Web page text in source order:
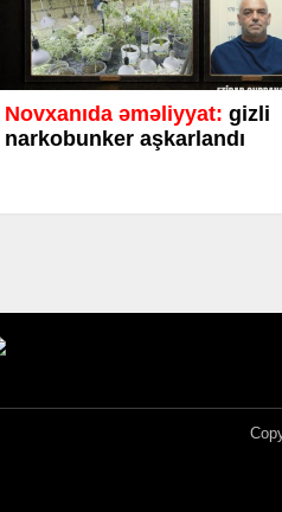
Novxanıda əməliyyat: gizli
narkobunker aşkarlandı